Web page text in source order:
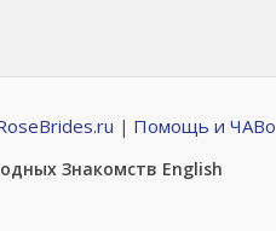
| Помощь и ЧАВо
Знакомств English